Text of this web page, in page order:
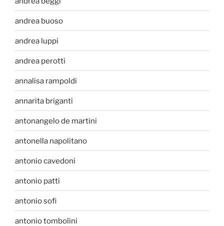
andrea buoso
andrea luppi
andrea perotti
annalisa rampoldi
annarita briganti
antonangelo de martini
antonella napolitano
antonio cavedoni
antonio patti
antonio sofi
antonio tombolini